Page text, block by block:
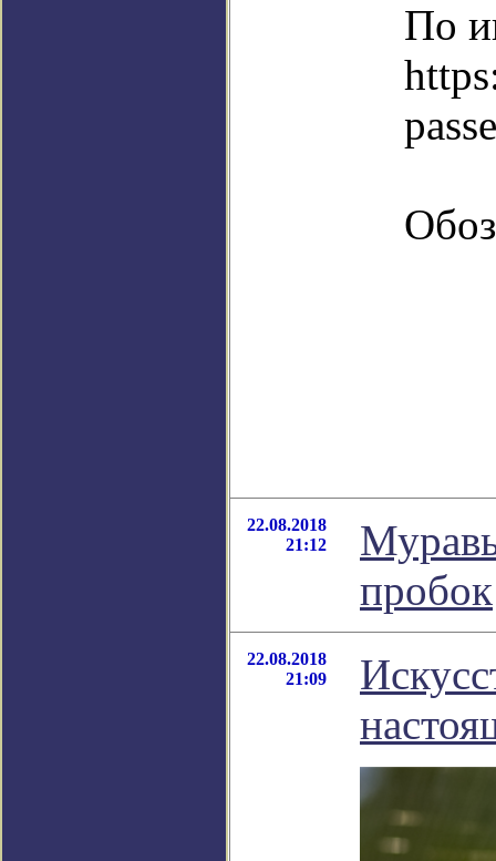
По
22.08.2018
21:12
пробок
22.08.2018
21:09